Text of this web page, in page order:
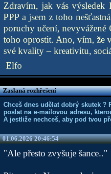
Zdravím, jak vás výsledek
PPP a jsem z toho
poruchy učení,
toho oprostit. Ano, vím, že
své kvality – kreativitu,
Elfo
Zaslaná rozhřešení
Chceš dnes udělat dobrý skutek
poslat na e-mailovou adresu,
A jestliže nechceš, aby pod tvou
01.06.2026 20:46:54
"Ale přesto zvyšuje šance.."